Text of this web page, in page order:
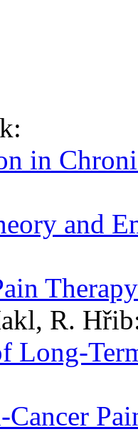
in
and
Therapy
R.
Long-